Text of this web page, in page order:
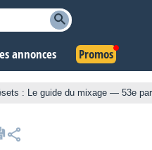
annonces Promos
: Le guide du mixage — 53e